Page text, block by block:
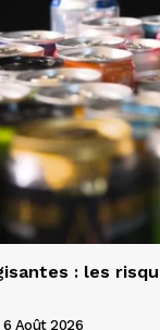
: les
6 Août 2026